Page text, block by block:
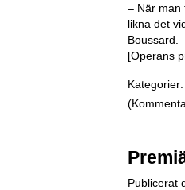
– När man
likna det
Boussard.
[Operans
Kategorier:
Publicerat